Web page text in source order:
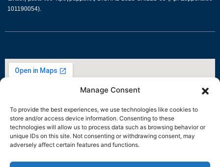
Manage Consent
To provide the best experiences, we use technologies like cookies to
store and/or access device information. Consenting to these
technologies will allow us to process data such as browsing behavior or
unique IDs on this site. Not consenting or withdrawing consent, may
adversely affect certain features and functions.
101190054).